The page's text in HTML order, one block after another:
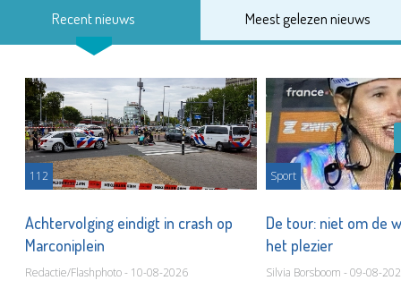
Recent nieuws Meest gelezen nieuws
112
Achtervolging eindigt in crash op
Marconiplein
Redactie/Flashphoto - 10-08-2026
Sport
De tour: niet om de
het plezier
Silvia Borsboom - 09-08-